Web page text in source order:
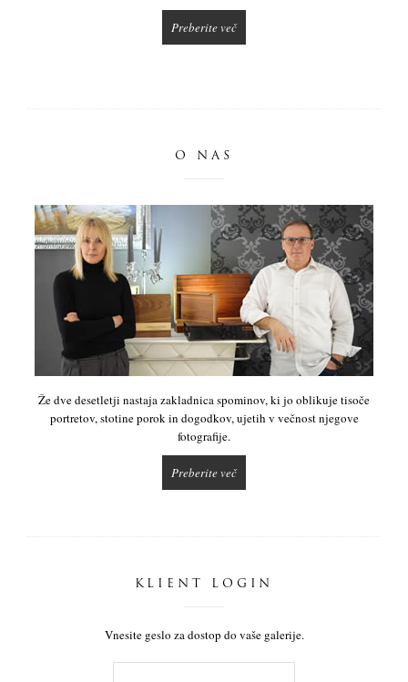
Preberite več
O NAS
Že dve desetletji nastaja zakladnica spominov, ki jo oblikuje tisoče
portretov, stotine porok in dogodkov, ujetih v večnost njegove
fotografije.
Preberite več
KLIENT LOGIN
Vnesite geslo za dostop do vaše galerije.